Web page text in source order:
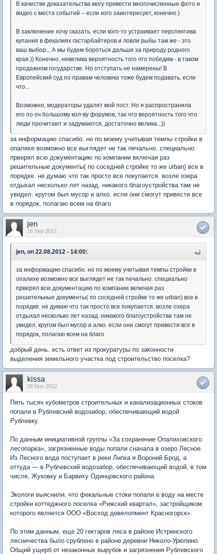
В качестве доказательства могу привести многочисленные фото и
видео с места событий – если кого заинтересует, конечно.)
В заключение хочу сказать: если кого-то устраивает перспектива
купания в фекалиях гастарбайтеров и ловли рыбы там же - это
ваш выбор... А мы будем бороться дальше за природу родного
края.)) Конечно, невелика вероятность того что победим - в таком
продажном государстве. Но отступать не намерены! В
Европейский суд по правам человека тоже будем подавать, если
что...
Возможно, модераторы удалят мой пост. Но я распространила
его по оч большому кол-ву форумов, так что вероятность того что
люди прочитают и задумаются, достаточно велика...))
за информацию спасибо. но по моему учитывая темпы стройки в
опалихе возможно все выглядет не так печально. специально
прверял всю документацию по компании включая раз
решительные документы( по соседней стройке то же urban) все в
порядке. не думаю что так просто все покупается. возле озера
отдыхал несколько лет назад. никакого благоустройства там не
увидел. кругом был мусор и алко. если они смогут привести все
в порядок, полагаю всем на благо
jen
16 Sep 2012
jen, on 22.08.2012 - 14:00:
за информацию спасибо. но по моему учитывая темпы стройки в
опалихе возможно все выглядет не так печально. специально
прверял всю документацию по компании включая раз
решительные документы( по соседней стройке то же urban) все в
порядке. не думаю что так просто все покупается. возле озера
отдыхал несколько лет назад. никакого благоустройства там не
увидел. кругом был мусор и алко. если они смогут привести все в
порядок, полагаю всем на благо
добрый день. есть ответ из прокуратуры по законности
выделения земельного участка под строительство поселка?
kissa
28 Nov 2012
Пять тысяч кубометров строительных и канализационных стоков
попали в Рублевский водозабор, обеспечивающий водой
Рублевку.
По данным инициативной группы «За сохранение Опалиховского
лесопарка», загрязненные воды попали сначала в озеро Лесное.
Из Лесного вода поступает в реки Липка и Вороний Брод, а
оттуда — в Рублевский водозабор, обеспечивающий водой, в том
числе, Жуковку и Барвиху Одинцовского района.
Экологи выяснили, что фекальные стоки попали в воду на месте
стройки коттеджного поселка «Рижский квартал», застройщиком
которого является ООО «Восход девелопмент Красногорск».
По этим данным, еще 20 гектаров леса в районе Истринского
лесничества было срублено в районе деревни Николо-Урюпино.
Общий ущерб от незаконных вырубок и загрязнения Рублевского